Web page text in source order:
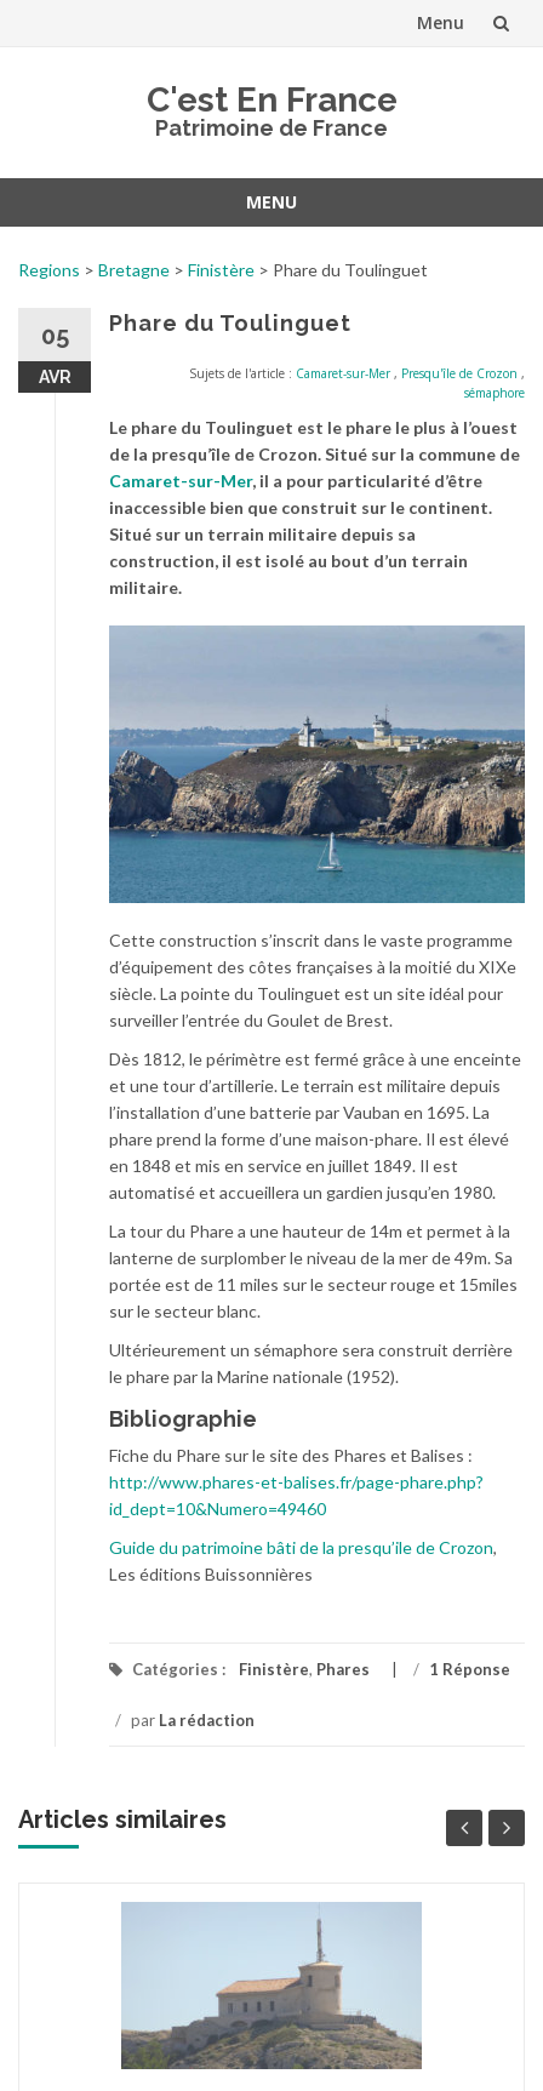
Menu
C'est En France
Patrimoine de France
MENU
Regions > Bretagne > Finistère > Phare du Toulinguet
05
AVR
Phare du Toulinguet
Sujets de l'article : Camaret-sur-Mer, Presqu'île de Crozon ,
sémaphore
Le phare du Toulinguet est le phare le plus à l’ouest
de la presqu’île de Crozon. Situé sur la commune de
Camaret-sur-Mer, il a pour particularité d’être
inaccessible bien que construit sur le continent.
Situé sur un terrain militaire depuis sa
construction, il est isolé au bout d’un terrain
militaire.
Cette construction s’inscrit dans le vaste programme
d’équipement des côtes françaises à la moitié du XIXe
siècle. La pointe du Toulinguet est un site idéal pour
surveiller l’entrée du Goulet de Brest.
Dès 1812, le périmètre est fermé grâce à une enceinte
et une tour d’artillerie. Le terrain est militaire depuis
l’installation d’une batterie par Vauban en 1695. La
phare prend la forme d’une maison-phare. Il est élevé
en 1848 et mis en service en juillet 1849. Il est
automatisé et accueillera un gardien jusqu’en 1980.
La tour du Phare a une hauteur de 14m et permet à la
lanterne de surplomber le niveau de la mer de 49m. Sa
portée est de 11 miles sur le secteur rouge et 15miles
sur le secteur blanc.
Ultérieurement un sémaphore sera construit derrière
le phare par la Marine nationale (1952).
Bibliographie
Fiche du Phare sur le site des Phares et Balises :
http://www.phares-et-balises.fr/page-phare.php?
id_dept=10&Numero=49460
Guide du patrimoine bâti de la presqu’ile de Crozon,
Les éditions Buissonnières
Catégories : Finistère, Phares / 1 Réponse
/ par La rédaction
Articles similaires